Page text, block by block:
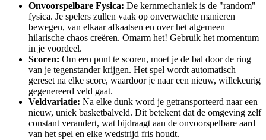
Onvoorspelbare Fysica: De kernmechaniek is de "random"
fysica. Je spelers zullen vaak op onverwachte manieren
bewegen, van elkaar afkaatsen en over het algemeen
hilarische chaos creëren. Omarm het! Gebruik het momentum
in je voordeel.
Scoren: Om een punt te scoren, moet je de bal door de ring
van je tegenstander krijgen. Het spel wordt automatisch
gereset na elke score, waardoor je naar een nieuw, willekeurig
gegenereerd veld gaat.
Veldvariatie: Na elke dunk word je getransporteerd naar een
nieuw, uniek basketbalveld. Dit betekent dat de omgeving zelf
constant verandert, wat bijdraagt aan de onvoorspelbare aard
van het spel en elke wedstrijd fris houdt.